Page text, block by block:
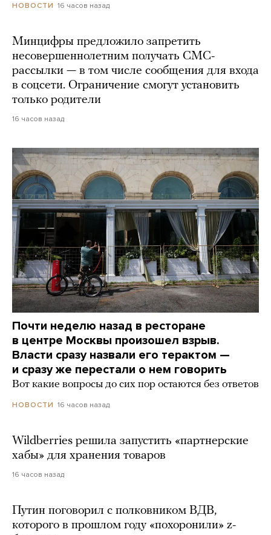
НОВОСТИ 16 часов назад
Минцифры предложило запретить
несовершеннолетним получать СМС-
рассылки — в том числе сообщения для входа
в соцсети. Ограничение смогут установить
только родители
16 часов назад
Почти неделю назад в ресторане
в центре Москвы произошел взрыв.
Власти сразу назвали его терактом —
и сразу же перестали о нем говорить
Вот какие вопросы до сих пор остаются без ответов
НОВОСТИ 16 часов назад
Wildberries решила запустить «партнерские
хабы» для хранения товаров
16 часов назад
Путин поговорил с полковником ВДВ,
которого в прошлом году «похоронили» z-